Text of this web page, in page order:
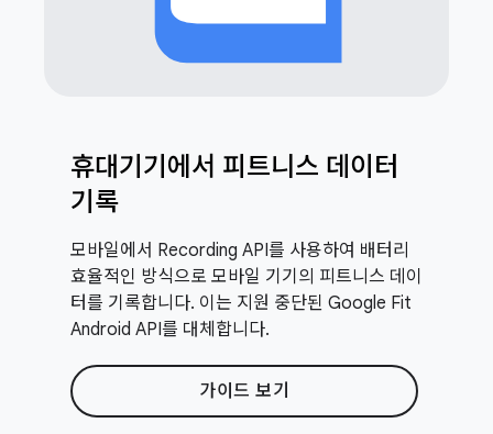
휴대기기에서 피트니스 데이터
기록
모바일에서 Recording API를 사용하여 배터리
효율적인 방식으로 모바일 기기의 피트니스 데이
터를 기록합니다. 이는 지원 중단된 Google Fit
Android API를 대체합니다.
가이드 보기